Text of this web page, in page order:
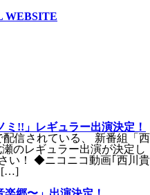
!!」レギュラー出演決定！
信されている、 新番組「西
のレギュラー出演が決定し
い！ ◆ニコニコ動画｢西川貴
[…]